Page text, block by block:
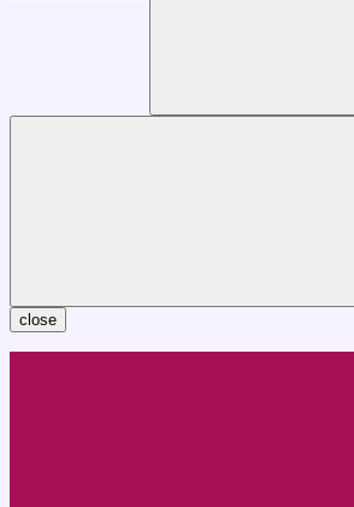
close